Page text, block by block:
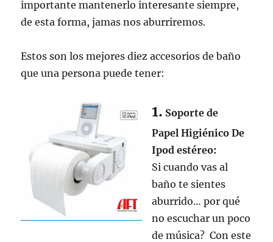
importante mantenerlo interesante siempre,
de esta forma, jamas nos aburriremos.
Estos son los mejores diez accesorios de baño
que una persona puede tener:
1. Soporte de
Papel Higiénico De
Ipod estéreo:
Si cuando vas al
baño te sientes
aburrido… por qué
no escuchar un poco
de música? Con este